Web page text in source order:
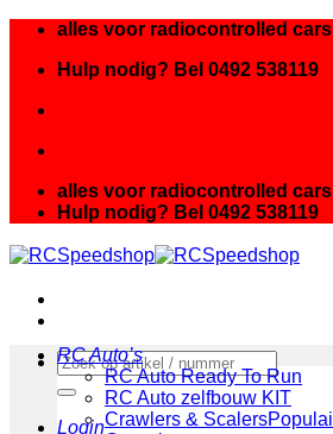
inhoud
alles voor radiocontrolled cars
Hulp nodig? Bel 0492 538119
alles voor radiocontrolled cars
Hulp nodig? Bel 0492 538119
Zoeken
naar:
Login
RC Auto’s
RC Auto Ready To Run
RC Auto zelfbouw KIT
Crawlers & Scalers